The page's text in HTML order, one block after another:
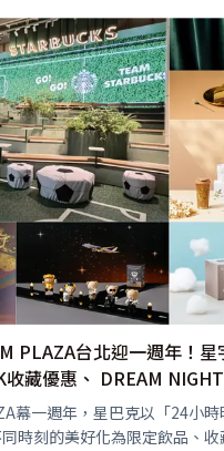
派，還是…
PLAZA台北迎一週年！星
藏優惠、 DREAM
眠」三大活動登場
幕一週年，星巴克以「24小
時刻的美好化為限定飲品、